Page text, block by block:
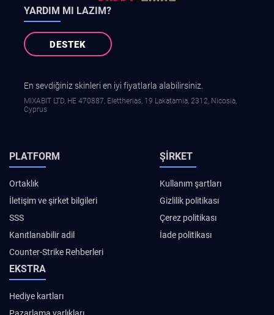
YARDIM MI LAZIM?
DESTEK
En sevdiğiniz skinleri en iyi fiyatlarla alabilirsiniz.
MIXABIT LTD, ΗΕ 470887, Elettherias, 19 Lakatamia, 2312, Nicosia,
Cyprus
PLATFORM
Ortaklık
İletişim ve şirket bilgileri
SSS
Kanıtlanabilir adil
Counter-Strike Rehberleri
ŞIRKET
Kullanım şartları
Gizlilik politikası
Çerez politikası
İade politikası
EKSTRA
Hediye kartları